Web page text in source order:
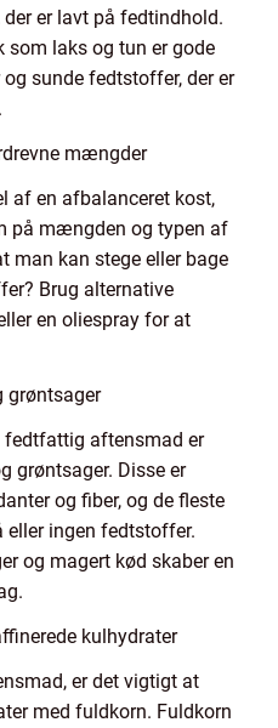
er lavt på fedtindhold.
som laks og tun er gode
sunde fedtstoffer, der er
mængder
af en afbalanceret kost,
på mængden og typen af
man kan stege eller bage
Brug alternative
en oliespray for at
fedtfattig aftensmad er
grøntsager. Disse er
og fiber, og de fleste
eller ingen fedtstoffer.
og magert kød skaber en
kulhydrater
er det vigtigt at
med fuldkorn. Fuldkorn